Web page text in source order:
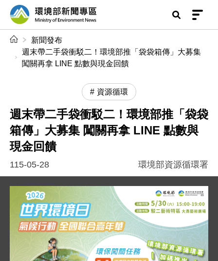
前往中央內容區塊
環境部新聞專區
新聞發布
週末帶二手袋衝駁二！環境部推「袋袋箱傳」大募集
闖關再拿 LINE 點數與現金回饋
資源循環
週末帶二手袋衝駁二！環境部推「袋袋
箱傳」大募集 闖關再拿 LINE 點數與
現金回饋
115-05-28 環境部資源循環署